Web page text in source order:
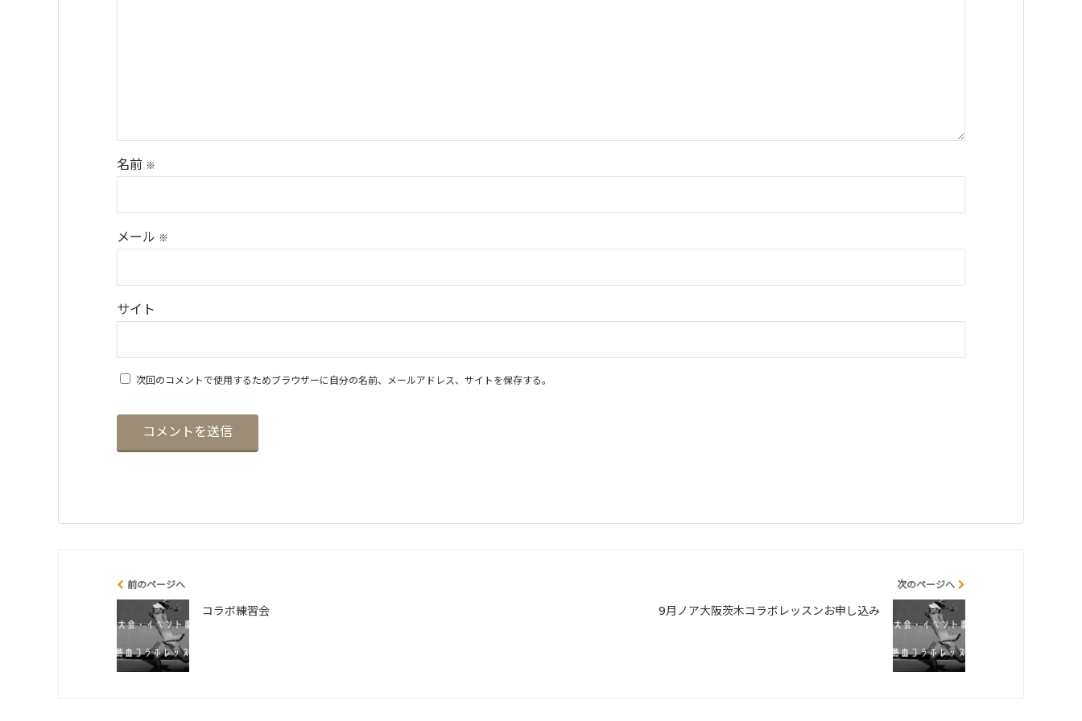
名前 ※
メール ※
サイト
次回のコメントで使用するためブラウザーに自分の名前、メールアドレス、サイトを保存する。
前のページへ
コラボ練習会
次のページへ
9月ノア大阪茨木コラボレッスンお申し込み